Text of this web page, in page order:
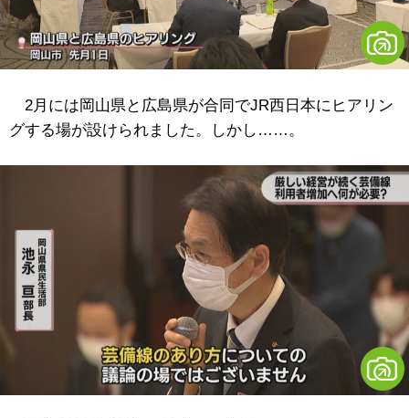
2月には岡山県と広島県が合同でJR西日本にヒアリン
グする場が設けられました。しかし……。